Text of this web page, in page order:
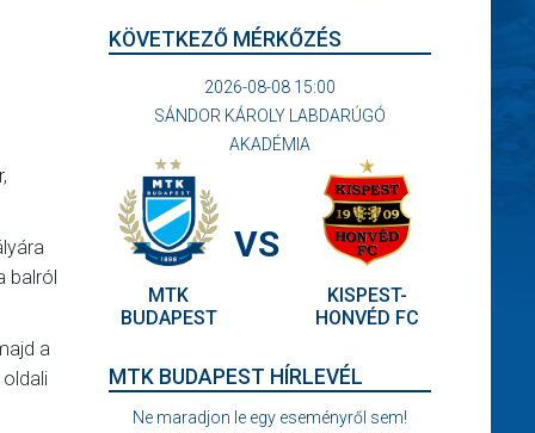
balról
a
KÖVETKEZŐ MÉRKŐZÉS
2026-08-08 15:00
SÁNDOR KÁROLY LABDARÚGÓ
AKADÉMIA
MTK
BUDAPEST
VS
KISPEST-
HONVÉD FC
MTK BUDAPEST HÍRLEVÉL
Ne maradjon le egy eseményről sem!